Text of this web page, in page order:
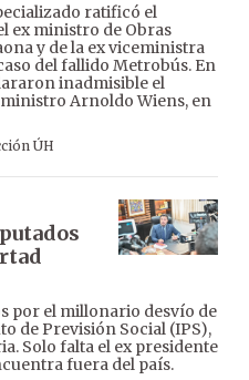
ratificó el
ex ministro de Obras
y de la ex viceministra
del fallido Metrobús. En
inadmisible el
Arnoldo Wiens, en
ÚH
por el millonario desvío de
de Previsión Social (IPS),
Solo falta el ex presidente
fuera del país.